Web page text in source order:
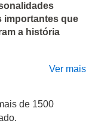
importantes que
a história
Ver mais
de 1500